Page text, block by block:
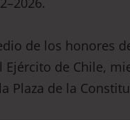
de los honores
de Chile,
Plaza de la